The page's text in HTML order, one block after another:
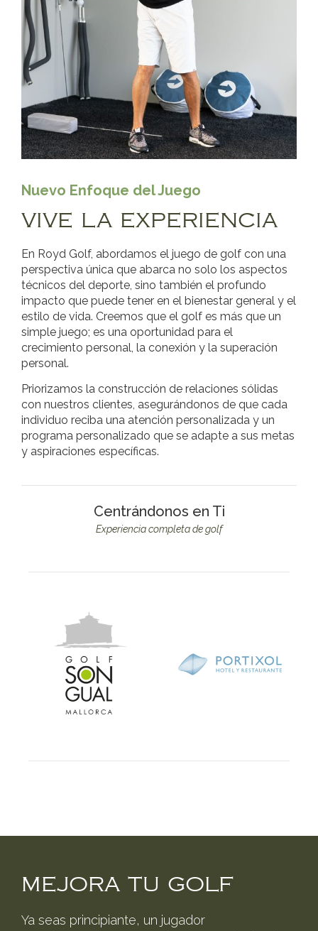
Nuevo Enfoque del Juego
VIVE LA EXPERIENCIA
En Royd Golf, abordamos el juego de golf con una
perspectiva única que abarca no solo los aspectos
técnicos del deporte, sino también el profundo
impacto que puede tener en el bienestar general y el
estilo de vida. Creemos que el golf es más que un
simple juego; es una oportunidad para el
crecimiento personal, la conexión y la superación
personal.
Priorizamos la construcción de relaciones sólidas
con nuestros clientes, asegurándonos de que cada
individuo reciba una atención personalizada y un
programa personalizado que se adapte a sus metas
y aspiraciones específicas.
Centrándonos en Ti
Experiencia completa de golf
MEJORA TU GOLF
Ya seas principiante, un jugador